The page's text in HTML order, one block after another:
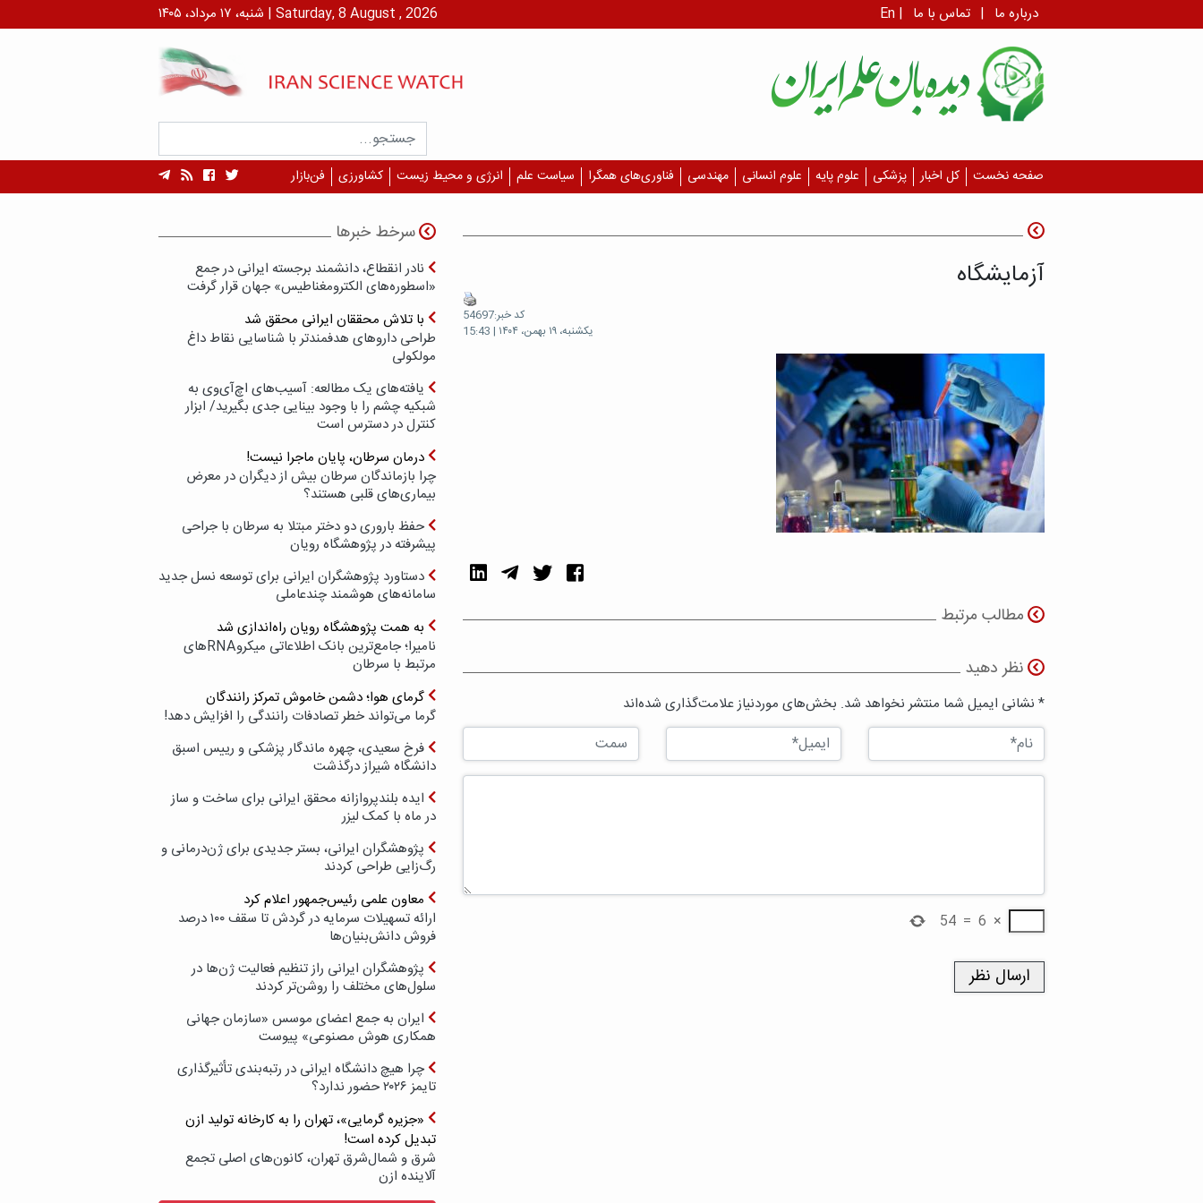
شنبه، ۱۷ مرداد، ۱۴۰۵ | Saturday, 8 August , 2026 En | درباره ما | تماس با ما
صفحه نخست کل اخبار پزشکی علوم پایه علوم انسانی مهندسی فناوری‌های همگرا سیاست علم انرژی و محیط زیست کشاورزی فن‌بازار
آزمایشگاه
کد خبر:54697
یکشنبه، ۱۹ بهمن، ۱۴۰۴ | 15:43
مطالب مرتبط
نظر دهید
* نشانی ایمیل شما منتشر نخواهد شد. بخش‌های موردنیاز علامت‌گذاری شده‌اند
×
6
=
54
سرخط خبرها
نادر انقطاع، دانشمند برجسته ایرانی در جمع
«اسطوره‌های الکترومغناطیس» جهان قرار گرفت
با تلاش محققان ایرانی محقق شد
طراحی داروهای هدفمندتر با شناسایی نقاط داغ
مولکولی
یافته‌های یک مطالعه: آسیب‌های اچ‌آی‌وی به
شبکیه چشم را با وجود بینایی جدی بگیرید/ ابزار
کنترل در دسترس است
درمان سرطان، پایان ماجرا نیست!
چرا بازماندگان سرطان بیش از دیگران در معرض
بیماری‌های قلبی هستند؟
حفظ باروری دو دختر مبتلا به سرطان با جراحی
پیشرفته در پژوهشگاه رویان
دستاورد پژوهشگران ایرانی برای توسعه نسل جدید
سامانه‌های هوشمند چندعاملی
به همت پژوهشگاه رویان راه‌اندازی شد
نامیرا؛ جامع‌ترین بانک اطلاعاتی میکروRNAهای
مرتبط با سرطان
گرمای هوا؛ دشمن خاموش تمرکز رانندگان
گرما می‌تواند خطر تصادفات رانندگی را افزایش دهد!
فرخ سعیدی، چهره ماندگار پزشکی و رییس اسبق
دانشگاه شیراز درگذشت
ایده بلندپروازانه محقق ایرانی برای ساخت و ساز
در ماه با کمک لیزر
پژوهشگران ایرانی، بستر جدیدی برای ژن‌درمانی و
رگ‌زایی طراحی کردند
معاون علمی رئیس‌جمهور اعلام کرد
ارائه تسهیلات سرمایه در گردش تا سقف ۱۰۰ درصد
فروش دانش‌بنیان‌ها
پژوهشگران ایرانی راز تنظیم فعالیت ژن‌ها در
سلول‌های مختلف را روشن‌تر کردند
ایران به جمع اعضای موسس «سازمان جهانی
همکاری هوش مصنوعی» پیوست
چرا هیچ دانشگاه ایرانی در رتبه‌بندی تأثیرگذاری
تایمز ۲۰۲۶ حضور ندارد؟
«جزیره گرمایی»، تهران را به کارخانه تولید ازن
تبدیل کرده است!
شرق و شمال‌شرق تهران، کانون‌های اصلی تجمع
آلاینده ازن